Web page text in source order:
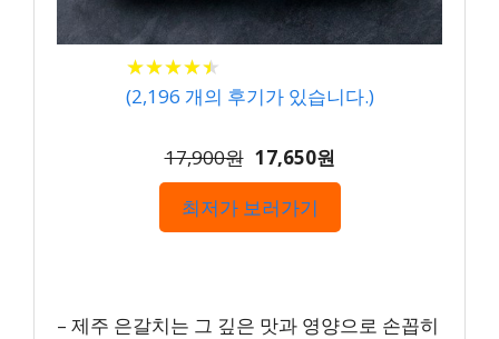
★★★★★
★★★★★
(2,196 개의 후기가 있습니다.)
17,900원 17,650원
최저가 보러가기
– 제주 은갈치는 그 깊은 맛과 영양으로 손꼽히